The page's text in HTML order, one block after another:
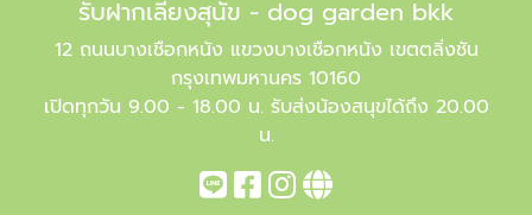
รับฝากเลี้ยงสุนัข - dog garden bkk
12 ถนนบางเชือกหนัง แขวงบางเชือกหนัง เขตตลิ่งชัน
กรุงเทพมหานคร 10160
เปิดทุกวัน 9.00 - 18.00 น. รับส่งน้องสนุขได้ถึง 20.00
น.